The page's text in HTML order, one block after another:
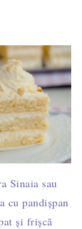
Sinaia sau
cu pandișpan
și frișcă